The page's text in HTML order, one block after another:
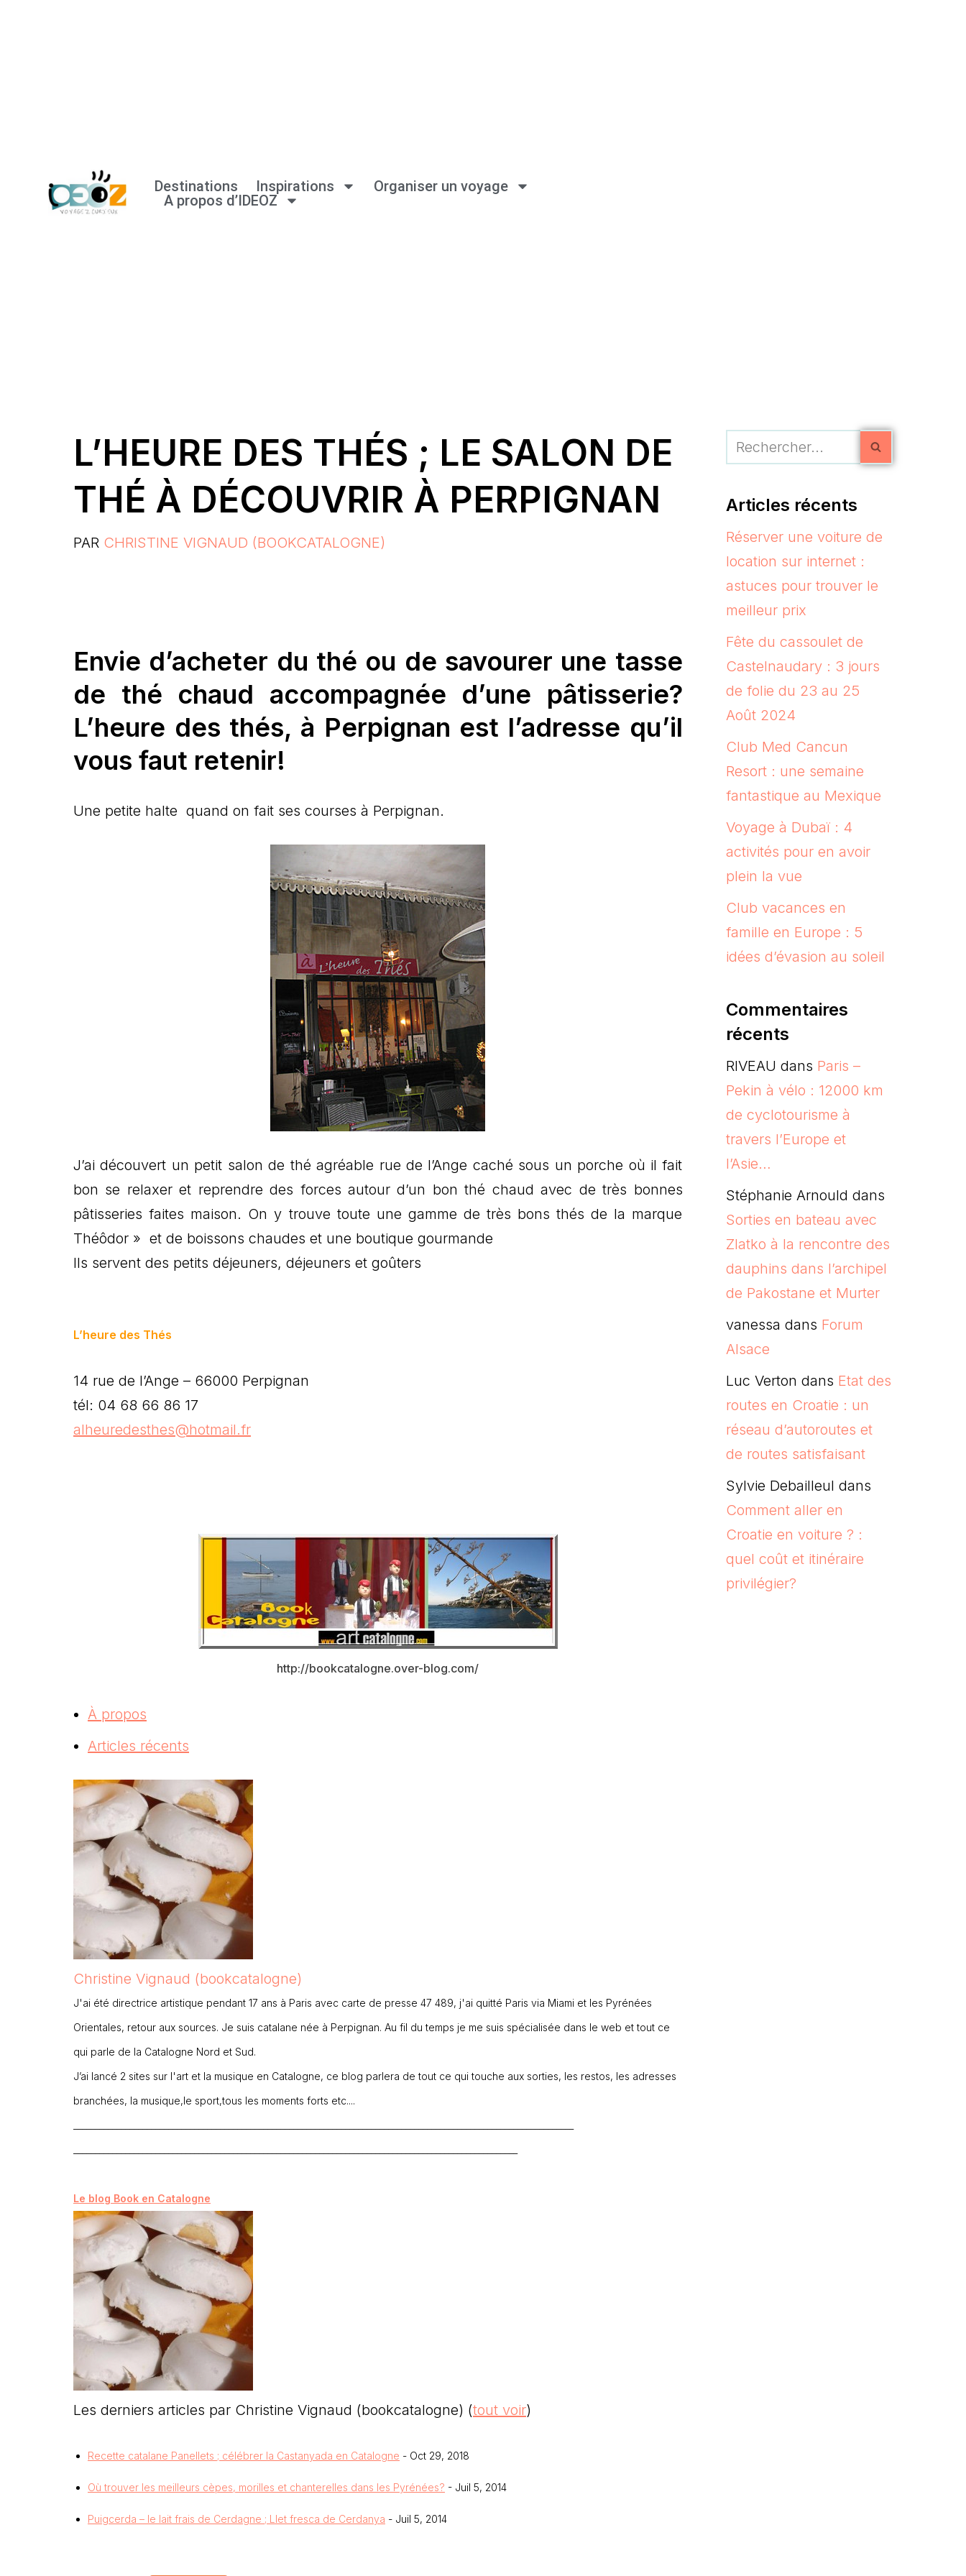
Destinations Inspirations
Organiser un voyage
A propos d’IDEOZ
L’HEURE DES THÉS ; LE SALON DE
THÉ À DÉCOUVRIR À PERPIGNAN
PAR CHRISTINE VIGNAUD (BOOKCATALOGNE)
Envie d’acheter du thé ou de savourer une tasse
de thé chaud accompagnée d’une pâtisserie?
L’heure des thés, à Perpignan est l’adresse qu’il
vous faut retenir!
Une petite halte quand on fait ses courses à Perpignan.
J’ai découvert un petit salon de thé agréable rue de l’Ange caché sous un porche où il fait
bon se relaxer et reprendre des forces autour d’un bon thé chaud avec de très bonnes
pâtisseries faites maison. On y trouve toute une gamme de très bons thés de la marque
Théôdor » et de boissons chaudes et une boutique gourmande
Ils servent des petits déjeuners, déjeuners et goûters
L’heure des Thés
14 rue de l’Ange – 66000 Perpignan
tél: 04 68 66 86 17
alheuredesthes@hotmail.fr
http://bookcatalogne.over-blog.com/
À propos
Articles récents
Christine Vignaud (bookcatalogne)
J'ai été directrice artistique pendant 17 ans à Paris avec carte de presse 47 489, j'ai quitté Paris via Miami et les Pyrénées
Orientales, retour aux sources. Je suis catalane née à Perpignan. Au fil du temps je me suis spécialisée dans le web et tout ce
qui parle de la Catalogne Nord et Sud.
J’ai lancé 2 sites sur l'art et la musique en Catalogne, ce blog parlera de tout ce qui touche aux sorties, les restos, les adresses
branchées, la musique,le sport,tous les moments forts etc....
Le blog Book en Catalogne
Les derniers articles par Christine Vignaud (bookcatalogne) (tout voir)
Recette catalane Panellets ; célébrer la Castanyada en Catalogne - Oct 29, 2018
Où trouver les meilleurs cèpes, morilles et chanterelles dans les Pyrénées? - Juil 5, 2014
Puigcerda – le lait frais de Cerdagne ; Llet fresca de Cerdanya - Juil 5, 2014
Articles récents
Réserver une voiture de
location sur internet :
astuces pour trouver le
meilleur prix
Fête du cassoulet de
Castelnaudary : 3 jours
de folie du 23 au 25
Août 2024
Club Med Cancun
Resort : une semaine
fantastique au Mexique
Voyage à Dubaï : 4
activités pour en avoir
plein la vue
Club vacances en
famille en Europe : 5
idées d’évasion au soleil
Commentaires
récents
RIVEAU dans Paris –
Pekin à vélo : 12000 km
de cyclotourisme à
travers l’Europe et
l’Asie…
Stéphanie Arnould dans
Sorties en bateau avec
Zlatko à la rencontre des
dauphins dans l’archipel
de Pakostane et Murter
vanessa dans Forum
Alsace
Luc Verton dans Etat des
routes en Croatie : un
réseau d’autoroutes et
de routes satisfaisant
Sylvie Debailleul dans
Comment aller en
Croatie en voiture ? :
quel coût et itinéraire
privilégier?